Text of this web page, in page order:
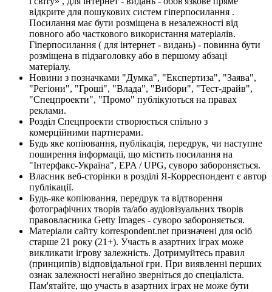
відкрите для пошукових систем гіперпосилання .
Посилання має бути розміщена в незалежності від
повного або часткового використання матеріалів.
Гіперпосилання ( для інтернет - видань) - повинна бути
розміщена в підзаголовку або в першому абзаці
матеріалу.
Новини з позначками "Думка", "Експертиза", "Заява",
"Регіони", "Гроші", "Влада", "Вибори", "Тест-драйв",
"Спецпроекти", "Промо" публікуються на правах
реклами.
Розділ Спецпроекти створюється спільно з
комерційними партнерами.
Будь яке копіювання, публікація, передрук, чи наступне
поширення інформації, що містить посилання на
"Інтерфакс-Україна", EPA / UPG, суворо забороняється.
Власник веб-сторінки в розділі Я-Корреспондент є автор
публікації.
Будь-яке копіювання, передрук та відтворення
фотографічних творів та/або аудіовізуальних творів
правовласника Getty Images - суворо забороняється.
Матеріали сайту korrespondent.net призначені для осіб
старше 21 року (21+). Участь в азартних іграх може
викликати ігрову залежність. Дотримуйтесь правил
(принципів) відповідальної гри. При виявленні перших
ознак залежності негайно зверніться до спеціаліста.
Пам'ятайте, що участь в азартних іграх не може бути